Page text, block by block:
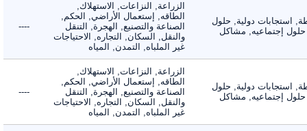
استجابات دولية, حلول
إجتماعيه, مشاكل
الزراعة, النزاعات, الاستهلاك,
الطاقه, إستعمال الأراضي, الحكم,
الصناعة والتصنيع, الهجرة, التنقل
والنقل, السكان, التجاره, الاحتياجات
غير الملباه, التمدن, المياه
----
استجابات دولية, حلول
إجتماعيه, مشاكل
الزراعة, النزاعات, الاستهلاك,
الطاقه, إستعمال الأراضي, الحكم,
الصناعة والتصنيع, الهجرة, التنقل
والنقل, السكان, التجاره, الاحتياجات
غير الملباه, التمدن, المياه
----